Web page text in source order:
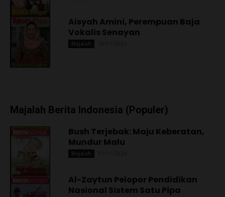
Aisyah Amini, Perempuan Baja
Vokalis Senayan
Majalah
Majalah Berita Indonesia (Populer)
Bush Terjebak: Maju Keberatan,
Mundur Malu
Majalah
Al-Zaytun Pelopor Pendidikan
Nasional Sistem Satu Pipa